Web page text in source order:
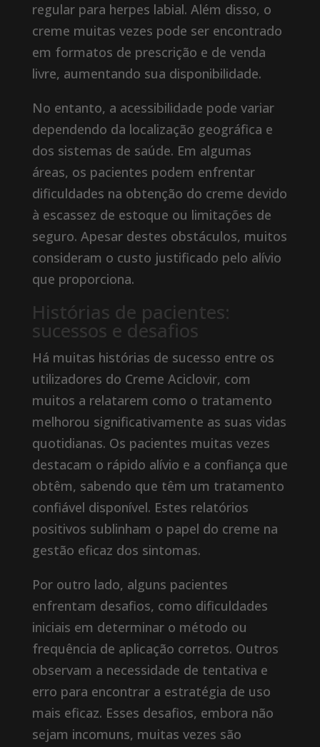
regular para herpes labial. Além disso, o
creme muitas vezes pode ser encontrado
em formatos de prescrição e de venda
livre, aumentando sua disponibilidade.
No entanto, a acessibilidade pode variar
dependendo da localização geográfica e
dos sistemas de saúde. Em algumas
áreas, os pacientes podem enfrentar
dificuldades na obtenção do creme devido
à escassez de estoque ou limitações de
seguro. Apesar destes obstáculos, muitos
consideram o custo justificado pelo alívio
que proporciona.
Histórias de pacientes:
sucessos e desafios
Há muitas histórias de sucesso entre os
utilizadores do Creme Aciclovir, com
muitos a relatarem como o tratamento
melhorou significativamente as suas vidas
quotidianas. Os pacientes muitas vezes
destacam o rápido alívio e a confiança que
obtêm, sabendo que têm um tratamento
confiável disponível. Estes relatórios
positivos sublinham o papel do creme na
gestão eficaz dos sintomas.
Por outro lado, alguns pacientes
enfrentam desafios, como dificuldades
iniciais em determinar o método ou
frequência de aplicação corretos. Outros
observam a necessidade de tentativa e
erro para encontrar a estratégia de uso
mais eficaz. Esses desafios, embora não
sejam incomuns, muitas vezes são